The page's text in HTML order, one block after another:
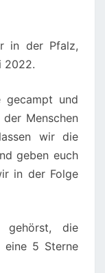
in der Pfalz,
2022.
und
Menschen
wir die
geben euch
in der Folge
gehörst, die
eine 5 Sterne